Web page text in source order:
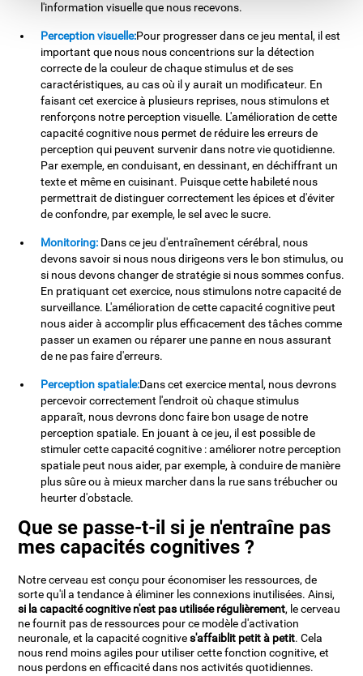
l'information visuelle que nous recevons.
Perception visuelle:Pour progresser dans ce jeu mental, il est
important que nous nous concentrions sur la détection
correcte de la couleur de chaque stimulus et de ses
caractéristiques, au cas où il y aurait un modificateur. En
faisant cet exercice à plusieurs reprises, nous stimulons et
renforçons notre perception visuelle. L'amélioration de cette
capacité cognitive nous permet de réduire les erreurs de
perception qui peuvent survenir dans notre vie quotidienne.
Par exemple, en conduisant, en dessinant, en déchiffrant un
texte et même en cuisinant. Puisque cette habileté nous
permettrait de distinguer correctement les épices et d'éviter
de confondre, par exemple, le sel avec le sucre.
Monitoring: Dans ce jeu d'entraînement cérébral, nous
devons savoir si nous nous dirigeons vers le bon stimulus, ou
si nous devons changer de stratégie si nous sommes confus.
En pratiquant cet exercice, nous stimulons notre capacité de
surveillance. L'amélioration de cette capacité cognitive peut
nous aider à accomplir plus efficacement des tâches comme
passer un examen ou réparer une panne en nous assurant
de ne pas faire d'erreurs.
Perception spatiale:Dans cet exercice mental, nous devrons
percevoir correctement l'endroit où chaque stimulus
apparaît, nous devrons donc faire bon usage de notre
perception spatiale. En jouant à ce jeu, il est possible de
stimuler cette capacité cognitive : améliorer notre perception
spatiale peut nous aider, par exemple, à conduire de manière
plus sûre ou à mieux marcher dans la rue sans trébucher ou
heurter d'obstacle.
Que se passe-t-il si je n'entraîne pas
mes capacités cognitives ?
Notre cerveau est conçu pour économiser les ressources, de
sorte qu'il a tendance à éliminer les connexions inutilisées. Ainsi,
si la capacité cognitive n'est pas utilisée régulièrement, le cerveau
ne fournit pas de ressources pour ce modèle d'activation
neuronale, et la capacité cognitives'affaiblit petit à petit. Cela
nous rend moins agiles pour utiliser cette fonction cognitive, et
nous perdons en efficacité dans nos activités quotidiennes.